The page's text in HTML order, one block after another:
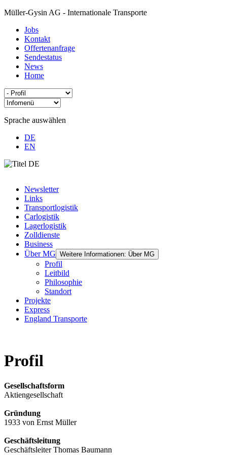
Müller-Gysin AG - Internationale Transporte
Jobs
Kontakt
Offertenanfrage
Sendestatus
News
Home
Sprache auswählen
DE
EN
Newsletter
Links
Transportlogistik
Carlogistik
Lagerlogistik
Zolldienste
Business
Über MG Weitere Informationen: Über MG
Profil
Leitbild
Philosophie
Standort
Projekte
Express
England Transporte
Profil
Gesellschaftsform
Aktiengesellschaft
Gründung
1933 von Ernst Müller
Geschäftsleitung
Geschäftsleiter Thomas Baumann